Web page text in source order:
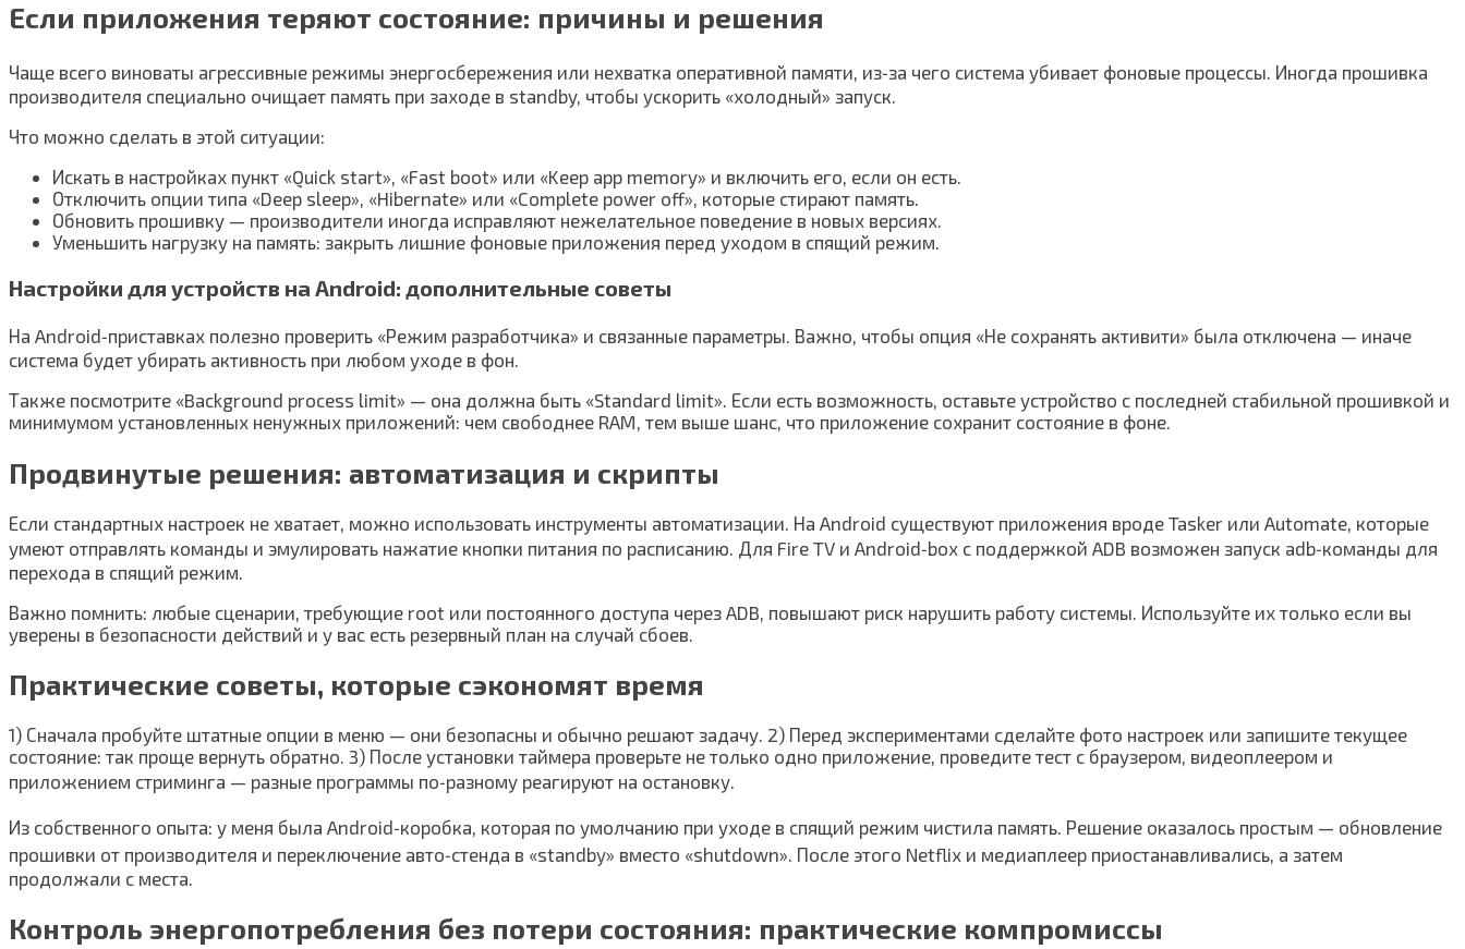
Если приложения теряют состояние: причины и решения
Чаще всего виноваты агрессивные режимы энергосбережения или нехватка оперативной памяти, из‑за чего система убивает фоновые процессы. Иногда прошивка
производителя специально очищает память при заходе в standby, чтобы ускорить «холодный» запуск.
Что можно сделать в этой ситуации:
Искать в настройках пункт «Quick start», «Fast boot» или «Keep app memory» и включить его, если он есть.
Отключить опции типа «Deep sleep», «Hibernate» или «Complete power off», которые стирают память.
Обновить прошивку — производители иногда исправляют нежелательное поведение в новых версиях.
Уменьшить нагрузку на память: закрыть лишние фоновые приложения перед уходом в спящий режим.
Настройки для устройств на Android: дополнительные советы
На Android‑приставках полезно проверить «Режим разработчика» и связанные параметры. Важно, чтобы опция «Не сохранять активити» была отключена — иначе
система будет убирать активность при любом уходе в фон.
Также посмотрите «Background process limit» — она должна быть «Standard limit». Если есть возможность, оставьте устройство с последней стабильной прошивкой и
минимумом установленных ненужных приложений: чем свободнее RAM, тем выше шанс, что приложение сохранит состояние в фоне.
Продвинутые решения: автоматизация и скрипты
Если стандартных настроек не хватает, можно использовать инструменты автоматизации. На Android существуют приложения вроде Tasker или Automate, которые
умеют отправлять команды и эмулировать нажатие кнопки питания по расписанию. Для Fire TV и Android‑box с поддержкой ADB возможен запуск adb‑команды для
перехода в спящий режим.
Важно помнить: любые сценарии, требующие root или постоянного доступа через ADB, повышают риск нарушить работу системы. Используйте их только если вы
уверены в безопасности действий и у вас есть резервный план на случай сбоев.
Практические советы, которые сэкономят время
1) Сначала пробуйте штатные опции в меню — они безопасны и обычно решают задачу. 2) Перед экспериментами сделайте фото настроек или запишите текущее
состояние: так проще вернуть обратно. 3) После установки таймера проверьте не только одно приложение, проведите тест с браузером, видеоплеером и
приложением стриминга — разные программы по‑разному реагируют на остановку.
Из собственного опыта: у меня была Android‑коробка, которая по умолчанию при уходе в спящий режим чистила память. Решение оказалось простым — обновление
прошивки от производителя и переключение авто‑стенда в «standby» вместо «shutdown». После этого Netflix и медиаплеер приостанавливались, а затем
продолжали с места.
Контроль энергопотребления без потери состояния: практические компромиссы